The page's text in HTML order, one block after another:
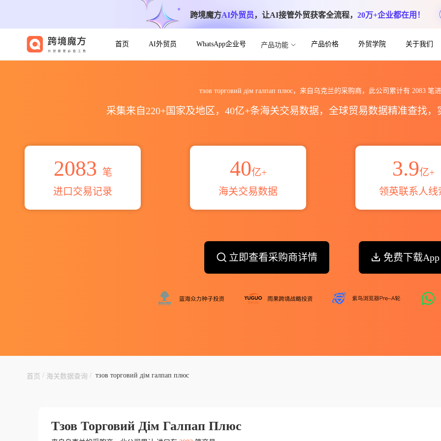
跨境魔方AI外贸员，让AI接管外贸获客全流程， 20万+企业都在用！
首页 AI外贸员 WhatsApp企业号 产品功能 产品价格 外贸学院 关于我们
тзов торговий дім галпап плюс，来自乌克兰的采购商，此公司累计有 2083 笔
采集来自220+国家及地区，40亿+条海关交易数据，全球贸易数据精准查找
2083 笔
进口交易记录
40亿+
海关交易数据
3.9亿+
领英联系人线
立即查看采购商详情 免费下载App
首页 / 海关数据查询 / тзов торговий дім галпап плюс
Тзов Торговий Дім Галпап Плюс